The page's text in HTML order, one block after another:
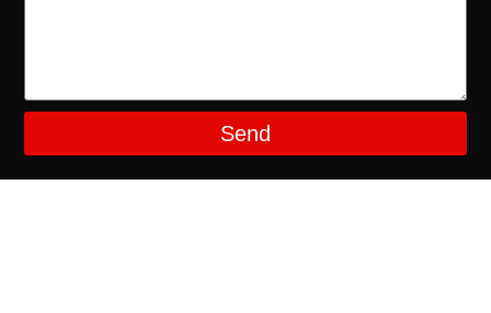
Send